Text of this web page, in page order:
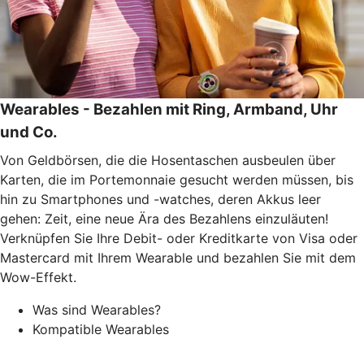
Wearables - Bezahlen mit Ring, Armband, Uhr
und Co.
Von Geldbörsen, die die Hosentaschen ausbeulen über
Karten, die im Portemonnaie gesucht werden müssen, bis
hin zu Smartphones und -watches, deren Akkus leer
gehen: Zeit, eine neue Ära des Bezahlens einzuläuten!
Verknüpfen Sie Ihre Debit- oder Kreditkarte von Visa oder
Mastercard mit Ihrem Wearable und bezahlen Sie mit dem
Wow-Effekt.
Was sind Wearables?
Kompatible Wearables